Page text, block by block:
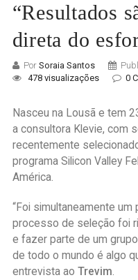
“Resultados
direta do
Por Soraia Santos
478 visualizações
0
Nasceu na Lousã e tem
a consultora Klevie, com
recentemente
programa Silicon Valley
América.
“Foi simultaneamente um
processo de seleção foi
e fazer parte de um
de todo o mundo é algo
entrevista ao Trevim.